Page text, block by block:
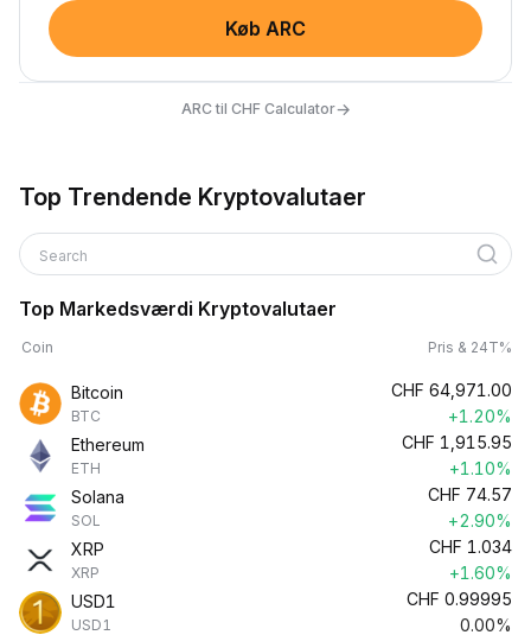
Køb ARC
ARC til CHF Calculator→
Top Trendende Kryptovalutaer
Search
Top Markedsværdi Kryptovalutaer
Coin Pris & 24T%
Bitcoin
BTC
CHF 64,971.00
+1.20%
Ethereum
ETH
CHF 1,915.95
+1.10%
Solana
SOL
CHF 74.57
+2.90%
XRP
XRP
CHF 1.034
+1.60%
USD1
USD1
CHF 0.99995
0.00%